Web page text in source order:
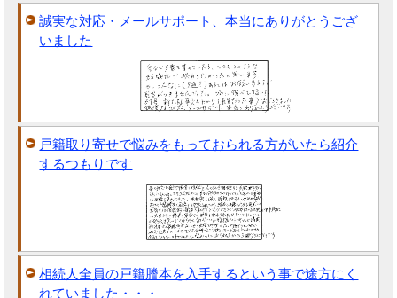
誠実な対応・メールサポート、本当にありがとうござ
いました
戸籍取り寄せで悩みをもっておられる方がいたら紹介
するつもりです
相続人全員の戸籍謄本を入手するという事で途方にく
れていました・・・